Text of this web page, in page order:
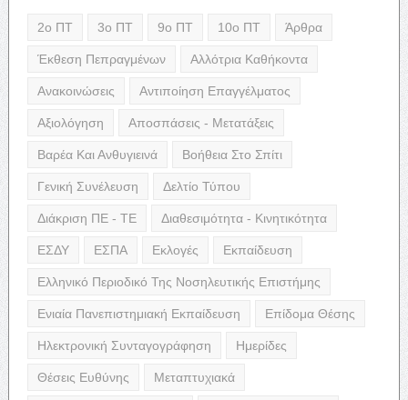
2ο ΠΤ 3ο ΠΤ 9ο ΠΤ 10ο ΠΤ Άρθρα
Έκθεση Πεπραγμένων Αλλότρια Καθήκοντα
Ανακοινώσεις Αντιποίηση Επαγγέλματος
Αξιολόγηση Αποσπάσεις - Μετατάξεις
Βαρέα Και Ανθυγιεινά Βοήθεια Στο Σπίτι
Γενική Συνέλευση Δελτίο Τύπου
Διάκριση ΠΕ - ΤΕ Διαθεσιμότητα - Κινητικότητα
ΕΣΔΥ ΕΣΠΑ Εκλογές Εκπαίδευση
Ελληνικό Περιοδικό Της Νοσηλευτικής Επιστήμης
Ενιαία Πανεπιστημιακή Εκπαίδευση Επίδομα Θέσης
Ηλεκτρονική Συνταγογράφηση Ημερίδες
Θέσεις Ευθύνης Μεταπτυχιακά